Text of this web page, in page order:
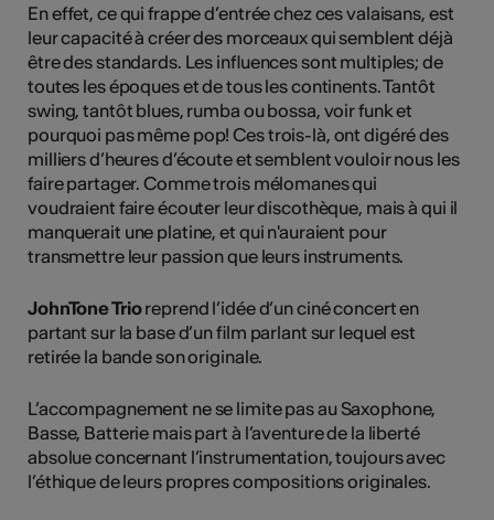
En effet, ce qui frappe d’entrée chez ces valaisans, est
leur capacité à créer des morceaux qui semblent déjà
être des standards. Les influences sont multiples; de
toutes les époques et de tous les continents. Tantôt
swing, tantôt blues, rumba ou bossa, voir funk et
pourquoi pas même pop! Ces trois-là, ont digéré des
milliers d’heures d’écoute et semblent vouloir nous les
faire partager. Comme trois mélomanes qui
voudraient faire écouter leur discothèque, mais à qui il
manquerait une platine, et qui n'auraient pour
transmettre leur passion que leurs instruments.
JohnTone Trioreprend l’idée d’un ciné concert en
partant sur la base d’un film parlant sur lequel est
retirée la bande son originale.
L’accompagnement ne se limite pas au Saxophone,
Basse, Batterie mais part à l’aventure de la liberté
absolue concernant l’instrumentation, toujours avec
l’éthique de leurs propres compositions originales.